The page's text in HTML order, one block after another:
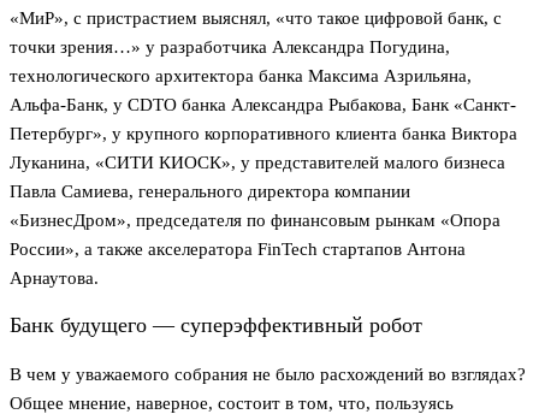
«МиР», с пристрастием выяснял, «что такое цифровой банк, с
точки зрения…» у разработчика Александра Погудина,
технологического архитектора банка Максима Азрильяна,
Альфа-Банк, у CDTO банка Александра Рыбакова, Банк «Санкт-
Петербург», у крупного корпоративного клиента банка Виктора
Луканина, «СИТИ КИОСК», у представителей малого бизнеса
Павла Самиева, генерального директора компании
«БизнесДром», председателя по финансовым рынкам «Опора
России», а также акселератора FinTech стартапов Антона
Арнаутова.
Банк будущего — суперэффективный робот
В чем у уважаемого собрания не было расхождений во взглядах?
Общее мнение, наверное, состоит в том, что, пользуясь